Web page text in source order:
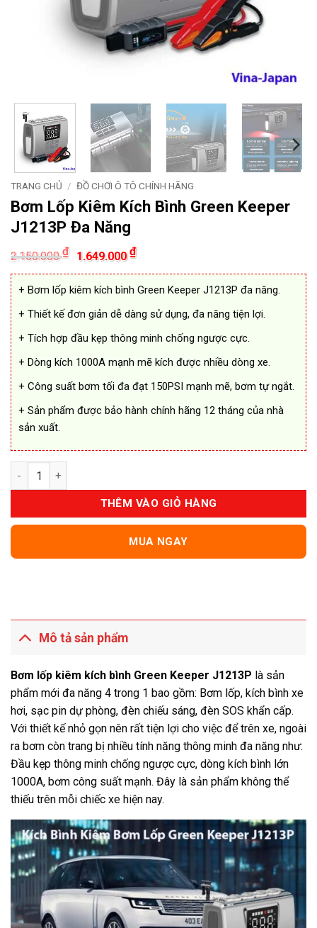
TRANG CHỦ / ĐỒ CHƠI Ô TÔ CHÍNH HÃNG
Bơm Lốp Kiêm Kích Bình Green Keeper
J1213P Đa Năng
2.150.000₫
Giá
gốc
là:
2.150.000 ₫.
1.649.000₫Giá
hiện
tại
là:
1.649.000 ₫.
+ Bơm lốp kiêm kích bình Green Keeper J1213P đa năng.
+ Thiết kế đơn giản dễ dàng sử dụng, đa năng tiện lợi.
+ Tích hợp đầu kẹp thông minh chống ngược cực.
+ Dòng kích 1000A mạnh mẽ kích được nhiều dòng xe.
+ Công suất bơm tối đa đạt 150PSI mạnh mẽ, bơm tự ngắt.
+ Sản phẩm được bảo hành chính hãng 12 tháng của nhà
sản xuất.
Bơm Lốp Kiêm Kích Bình Green Keeper J1213P Đa Năng số
THÊM VÀO GIỎ HÀNG
MUA NGAY
Mô tả sản phẩm
Bơm lốp kiêm kích bình Green Keeper J1213P là sản
phẩm mới đa năng 4 trong 1 bao gồm: Bơm lốp, kích bình xe
hơi, sạc pin dự phòng, đèn chiếu sáng, đèn SOS khẩn cấp.
Với thiết kế nhỏ gọn nên rất tiện lợi cho việc để trên xe, ngoài
ra bơm còn trang bị nhiều tính năng thông minh đa năng như:
Đầu kẹp thông minh chống ngược cực, dòng kích bình lớn
1000A, bơm công suất mạnh. Đây là sản phẩm không thể
thiếu trên mỗi chiếc xe hiện nay.